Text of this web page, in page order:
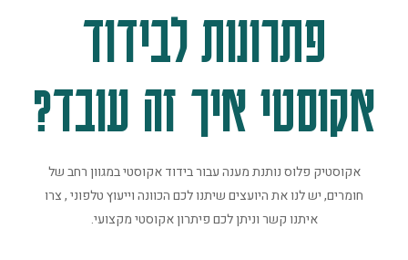
פתרונות לבידוד
אקוסטי איך זה עובד?
אקוסטיק פלוס נותנת מענה עבור בידוד אקוסטי במגוון רחב של
חומרים, יש לנו את היועצים שיתנו לכם הכוונה וייעוץ טלפוני , צרו
איתנו קשר וניתן לכם פיתרון אקוסטי מקצועי.